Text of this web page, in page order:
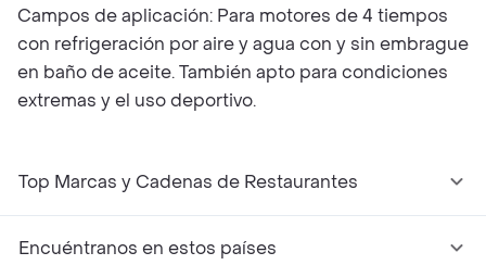
Campos de aplicación: Para motores de 4 tiempos
con refrigeración por aire y agua con y sin embrague
en baño de aceite. También apto para condiciones
extremas y el uso deportivo.
Top Marcas y Cadenas de Restaurantes
Encuéntranos en estos países